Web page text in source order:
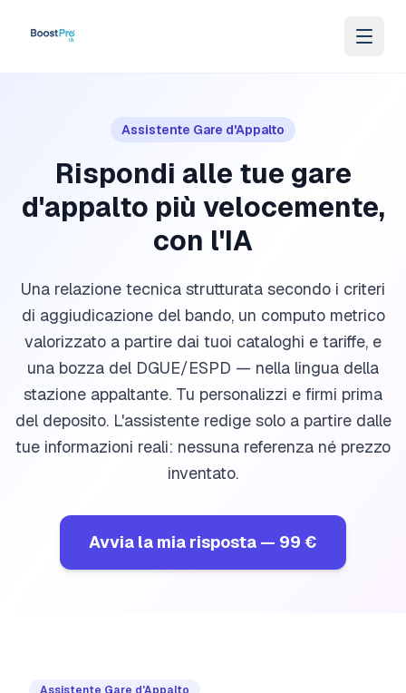
Assistente Gare d'Appalto
Rispondi alle tue gare
d'appalto più velocemente,
con l'IA
Una relazione tecnica strutturata secondo i criteri
di aggiudicazione del bando, un computo metrico
valorizzato a partire dai tuoi cataloghi e tariffe, e
una bozza del DGUE/ESPD — nella lingua della
stazione appaltante. Tu personalizzi e firmi prima
del deposito. L'assistente redige solo a partire dalle
tue informazioni reali: nessuna referenza né prezzo
inventato.
Avvia la mia risposta — 99 €